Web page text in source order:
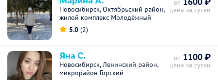
Новосибирск, Октябрьский район,
жилой комплекс Молодёжный
5.0 (2)
от
цена за сутки
Яна С.
Новосибирск, Ленинский район,
микрорайон Горский
от 1100 ₽
цена за сутки